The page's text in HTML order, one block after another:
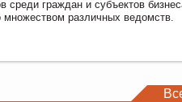
среди граждан и субъектов
множеством различных ведомств.